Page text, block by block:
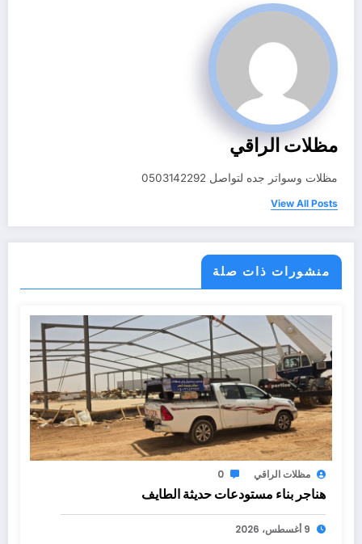
مظلات الراقي
مظلات وسواتر جده لتواصل 0503142292
View All Posts
منشورات ذات صلة
مظلات الراقي 0
هناجر بناء مستودعات حديثة الطايف
9 أغسطس، 2026